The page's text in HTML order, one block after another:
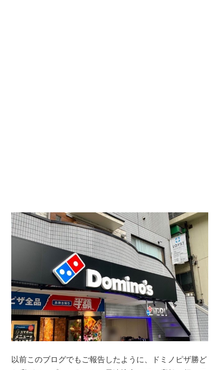
以前このブログでもご報告したように、ドミノピザ勝ど